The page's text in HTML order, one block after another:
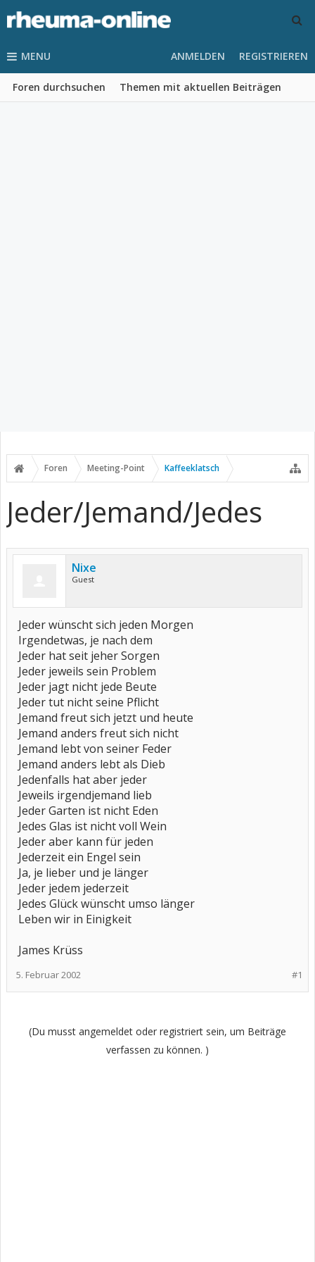
MENU
Foren durchsuchen Themen mit aktuellen Beiträgen
ANMELDEN REGISTRIEREN
Foren Meeting-Point Kaffeeklatsch
Jeder/Jemand/Jedes
Nixe
Guest
Jeder wünscht sich jeden Morgen
Irgendetwas, je nach dem
Jeder hat seit jeher Sorgen
Jeder jeweils sein Problem
Jeder jagt nicht jede Beute
Jeder tut nicht seine Pflicht
Jemand freut sich jetzt und heute
Jemand anders freut sich nicht
Jemand lebt von seiner Feder
Jemand anders lebt als Dieb
Jedenfalls hat aber jeder
Jeweils irgendjemand lieb
Jeder Garten ist nicht Eden
Jedes Glas ist nicht voll Wein
Jeder aber kann für jeden
Jederzeit ein Engel sein
Ja, je lieber und je länger
Jeder jedem jederzeit
Jedes Glück wünscht umso länger
Leben wir in Einigkeit
James Krüss
#1
5. Februar 2002
(Du musst angemeldet oder registriert sein, um Beiträge
verfassen zu können. )